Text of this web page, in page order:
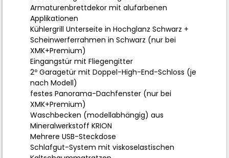
Armaturenbrettdekor mit alufarbenen
Applikationen
Kühlergrill Unterseite in Hochglanz Schwarz +
Scheinwerferrahmen in Schwarz (nur bei
XMK+Premium)
Eingangstür mit Fliegengitter
2º Garagetür mit Doppel-High-End-Schloss (je
nach Modell)
festes Panorama-Dachfenster (nur bei
XMK+Premium)
Waschbecken (modellabhängig) aus
Mineralwerkstoff KRION
Mehrere USB-Steckdose
Schlafgut-System mit viskoselastischen